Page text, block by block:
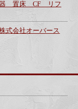
器 置床 CF リフ
会社オーバース